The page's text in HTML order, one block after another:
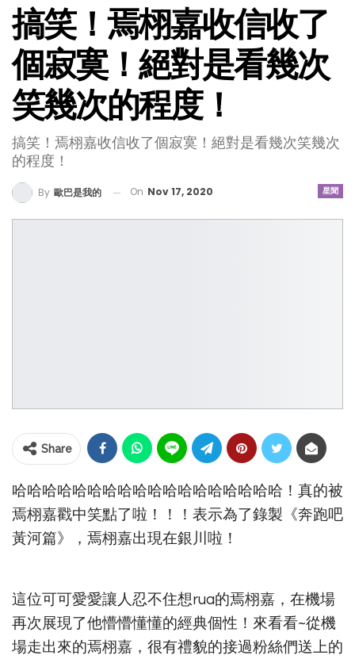
搞笑！焉栩嘉收信收了
個寂寞！絕對是看幾次
笑幾次的程度！
搞笑！焉栩嘉收信收了個寂寞！絕對是看幾次笑幾次
的程度！
星聞
By 歐巴是我的 On Nov 17, 2020
Share
哈哈哈哈哈哈哈哈哈哈哈哈哈哈哈哈哈哈！真的被
焉栩嘉戳中笑點了啦！！！表示為了錄製《奔跑吧
黃河篇》，焉栩嘉出現在銀川啦！
這位可可愛愛讓人忍不住想rua的焉栩嘉，在機場
再次展現了他懵懵懂懂的經典個性！來看看~從機
場走出來的焉栩嘉，很有禮貌的接過粉絲們送上的